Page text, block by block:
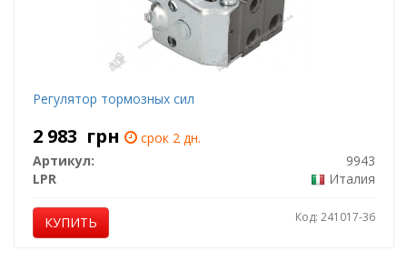
Регулятор тормозных сил
2 983 грн
срок 2 дн.
Артикул:
9943
LPR
Италия
КУПИТЬ Код: 241017-36